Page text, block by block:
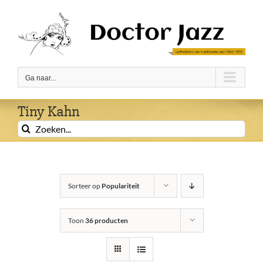
inhoud
Ga naar...
Tiny Kahn
Zoeken
naar:
Sorteer op Populariteit
Toon 36 producten